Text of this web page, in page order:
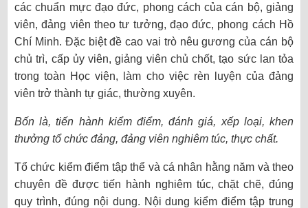
các chuẩn mực đạo đức, phong cách của cán bộ, giảng
viên, đảng viên theo tư tưởng, đạo đức, phong cách Hồ
Chí Minh. Đặc biệt đề cao vai trò nêu gương của cán bộ
chủ trì, cấp ủy viên, giảng viên chủ chốt, tạo sức lan tỏa
trong toàn Học viện, làm cho việc rèn luyện của đảng
viên trở thành tự giác, thường xuyên.
Bốn là, tiến hành kiểm điểm, đánh giá, xếp loại, khen
thưởng tổ chức đảng, đảng viên nghiêm túc, thực chất.
Tổ chức kiểm điểm tập thể và cá nhân hằng năm và theo
chuyên đề được tiến hành nghiêm túc, chặt chẽ, đúng
quy trình, đúng nội dung. Nội dung kiểm điểm tập trung